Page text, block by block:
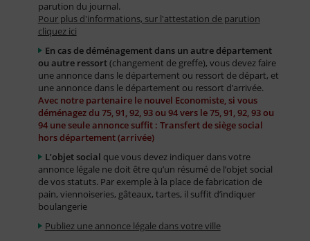
parution du journal.
Pour plus d'informations, sur l'attestation de parution
cliquez ici
En cas de déménagement dans un autre département
ou autre ressort(changement de greffe), vous devez faire
une annonce dans le département ou ressort de départ, et
une annonce dans le département ou ressort d’arrivée.
Avec notre partenaire le nouvel Economiste, si vous
déménagez du 75, 91, 92, 93 ou 94 vers le 75, 91, 92, 93 ou
94 une seule annonce suffit : Transfert de siège social
hors département (arrivée)
L’objet social que vous devez indiquer dans votre
annonce légale ne doit être qu’un résumé de l’objet social
de vos statuts. Par exemple à la place de fabrication de
pain, viennoiseries, gâteaux, tartes, il suffit d’indiquer
boulangerie
Publiez une annonce légale dans votre ville